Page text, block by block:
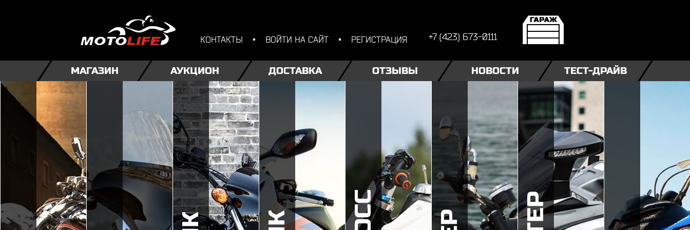
КОНТАКТЫ ВОЙТИ НА САЙТ РЕГИСТРАЦИЯ +7 (423) 673-0111
МАГАЗИН АУКЦИОН ДОСТАВКА ОТЗЫВЫ НОВОСТИ ТЕСТ-ДРАЙВ